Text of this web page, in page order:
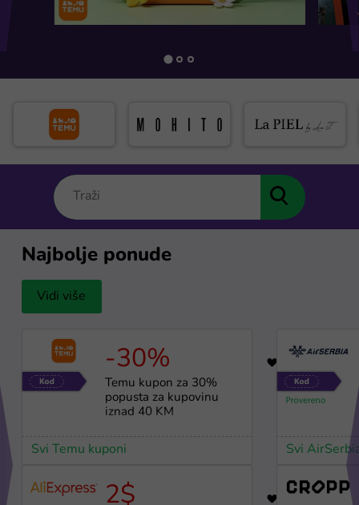
Najbolje ponude
Vidi više
-30%
Temu kupon za 30%
popusta za kupovinu
iznad 40 KM
Svi Temu kuponi
2$
Svi